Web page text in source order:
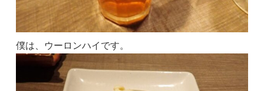
僕は、ウーロンハイです。